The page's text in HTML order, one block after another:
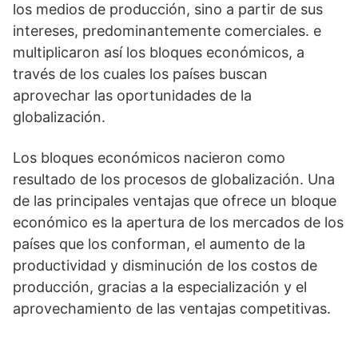
los medios de producción, sino a partir de sus
intereses, predominantemente comerciales. e
multiplicaron así los bloques económicos, a
través de los cuales los países buscan
aprovechar las oportunidades de la
globalización.
Los bloques económicos nacieron como
resultado de los procesos de globalización. Una
de las principales ventajas que ofrece un bloque
económico es la apertura de los mercados de los
países que los conforman, el aumento de la
productividad y disminución de los costos de
producción, gracias a la especialización y el
aprovechamiento de las ventajas competitivas.